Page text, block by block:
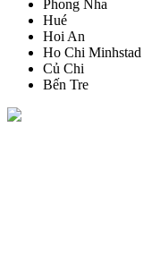
Phong Nha
Hué
Hoi An
Ho Chi Minhstad
Củ Chi
Bến Tre